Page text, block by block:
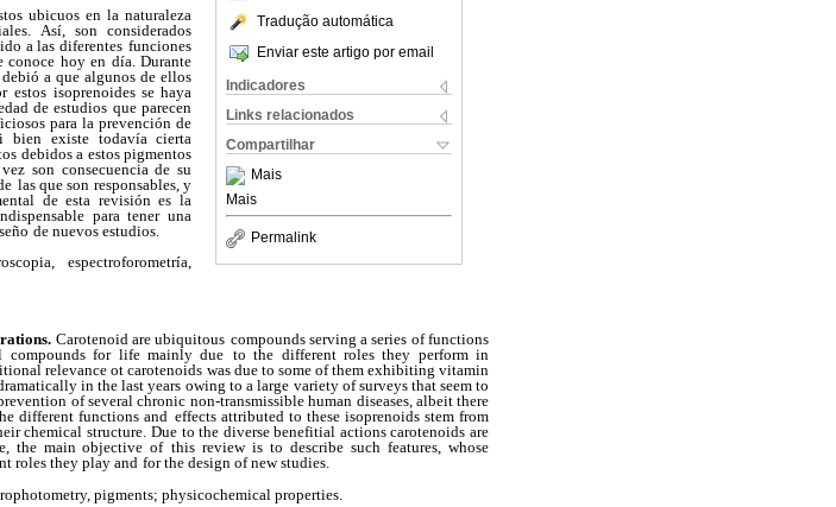
Tradução automática
Enviar este artigo por email
Indicadores
Links relacionados
Compartilhar
Mais
Mais
Permalink
ubicuos en la naturaleza
Así, son considerados
a las diferentes funciones
conoce hoy en día. Durante
a que algunos de ellos
estos isoprenoides se haya
de estudios que parecen
para la prevención de
bien
existe todavía cierta
debidos a estos pigmentos
son consecuencia de su
las que son responsables, y
de esta revisión es la
para tener una
de nuevos estudios.
espectroforometría,
Carotenoid are ubiquitous compounds serving a series of functions
compounds for life mainly due to the different roles they perform in
relevance ot carotenoids was due to some of them exhibiting vitamin
in the last years owing to a large variety of surveys that seem to
of several chronic non-transmissible human diseases, albeit there
different functions and effects attributed to these isoprenoids stem from
chemical structure. Due to the diverse benefitial actions carotenoids are
the main objective of this review is to describe such features, whose
roles they play and for the design of new studies.
pigments; physicochemical properties.